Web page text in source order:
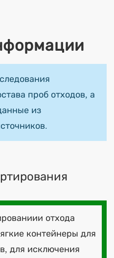
проб отходов, а
из
отхода
контейнеры для
для исключения